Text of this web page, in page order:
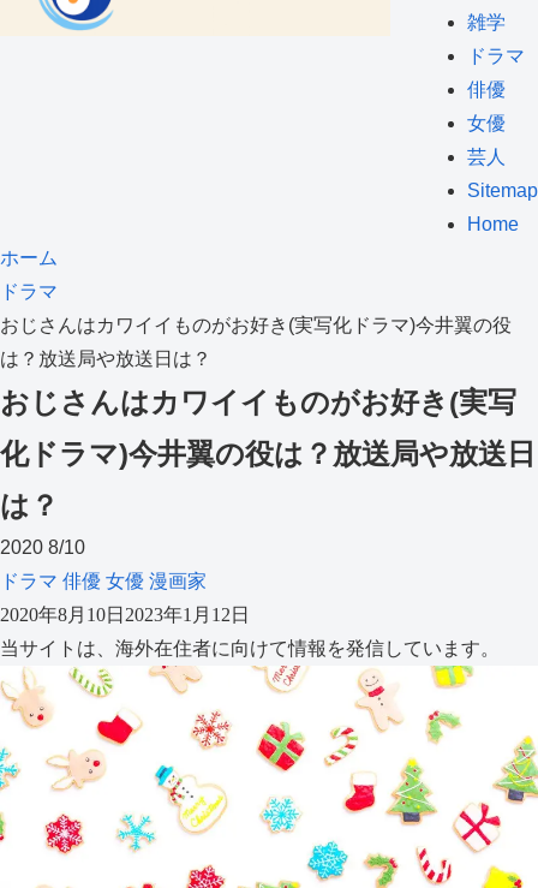
雑学
ドラマ
俳優
女優
芸人
Sitemap
Home
ホーム
ドラマ
おじさんはカワイイものがお好き(実写化ドラマ)今井翼の役
は？放送局や放送日は？
おじさんはカワイイものがお好き(実写
化ドラマ)今井翼の役は？放送局や放送日
は？
2020 8/10
ドラマ 俳優 女優 漫画家
2020年8月10日 2023年1月12日
当サイトは、海外在住者に向けて情報を発信しています。